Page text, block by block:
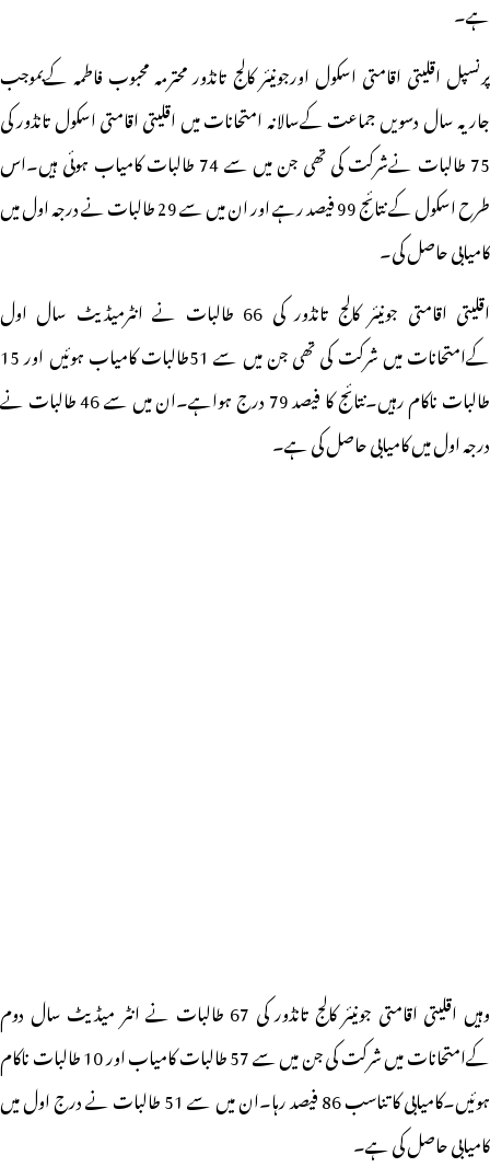
ہے۔
پرنسپل اقلیتی اقامتی اسکول اورجونیئر کالج تانڈور محترمہ محبوب فاطمہ کےبموجب
جاریہ سال دسویں جماعت کےسالانہ امتحانات میں اقلیتی اقامتی اسکول تانڈور کی
75 طالبات نےشرکت کی تھی جن میں سے 74 طالبات کامیاب ہوئی ہیں۔اس
طرح اسکول کے نتائج 99 فیصد رہے اور ان میں سے 29 طالبات نے درجہ اول میں
کامیابی حاصل کی۔
اقلیتی اقامتی جونیئر کالج تانڈور کی 66 طالبات نے انٹرمیڈیٹ سال اول
کےامتحانات میں شرکت کی تھی جن میں سے 51طالبات کامیاب ہوئیں اور 15
طالبات ناکام رہیں۔نتائج کا فیصد 79 درج ہواہے۔ان میں سے 46 طالبات نے
درجہ اول میں کامیابی حاصل کی ہے۔
وہیں اقلیتی اقامتی جونیئر کالج تانڈور کی 67 طالبات نے انٹر میڈیٹ سال دوم
کےامتحانات میں شرکت کی جن میں سے 57 طالبات کامیاب اور 10 طالبات ناکام
ہوئیں۔کامیابی کا تناسب 86 فیصد رہا۔ان میں سے 51 طالبات نے درج اول میں
کامیابی حاصل کی ہے۔